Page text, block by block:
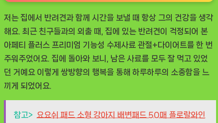
저는 집에서 반려견과 함께 시간을 보낼 때 항상 그의 건강을 생각
해요. 최근 친구들과의 외출 때, 집에 있는 반려견이 걱정되어 본
아페티 플러스 프리미엄 기능성 수제사료 관절+다이어트를 한 번
주워주었어요. 집에 돌아와 보니, 남은 사료를 모두 잘 먹고 있었
던 거예요 이렇게 쌍방향의 행복을 통해 하루하루의 소중함을 느
끼게 되었어요.
참고> 요요쉬 패드 소형 강아지 배변패드 50매 플로랄와인